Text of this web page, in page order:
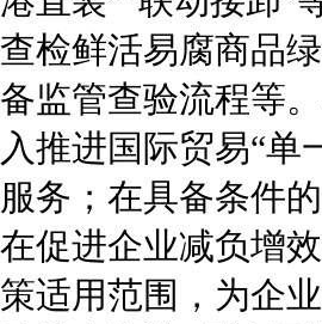
查检鲜活易腐商品
备监管查验流程等
入推进国际贸易“单
服务；在具备条件
在促进企业减负增
策适用范围，为企